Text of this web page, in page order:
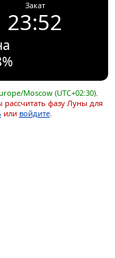
Закат
23:52
Moscow (UTC+02:30).
рассчитать фазу Луны для
или войдите.